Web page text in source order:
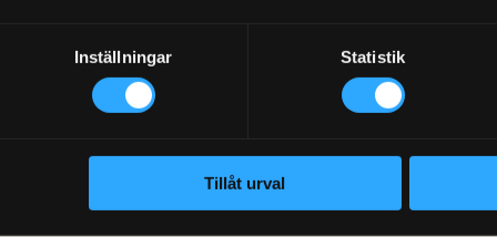
Inställningar Statistik
Tillåt urval
appen kan styra lampor individuellt och utifrån tidpunkter.
Här kan du få hjälp!